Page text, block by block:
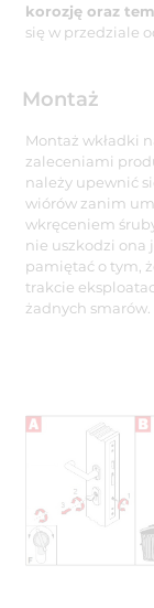
korozję oraz
się w przedziale
Montaż
Montaż wkładki
zaleceniami
należy upewnić
wiórów zanim
wkręceniem
nie uszkodzi ona
pamiętać o tym,
trakcie
żadnych smarów.